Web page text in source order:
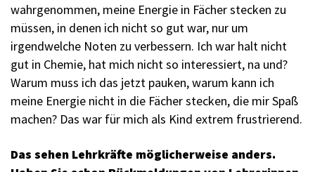
wahrgenommen, meine Energie in Fächer stecken zu
müssen, in denen ich nicht so gut war, nur um
irgendwelche Noten zu verbessern. Ich war halt nicht
gut in Chemie, hat mich nicht so interessiert, na und?
Warum muss ich das jetzt pauken, warum kann ich
meine Energie nicht in die Fächer stecken, die mir Spaß
machen? Das war für mich als Kind extrem frustrierend.
Das sehen Lehrkräfte möglicherweise anders.